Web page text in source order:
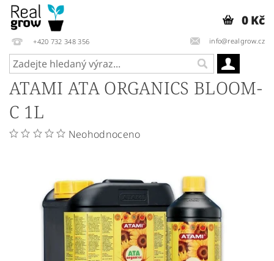
+420 732 348 356 info@realgrow.cz
0 Kč
ATAMI ATA ORGANICS BLOOM-
C 1L
Neohodnoceno